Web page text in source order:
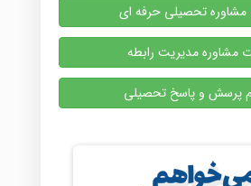
تحصیلی حرفه ای
مشاوره مدیریت رابطه
پرسش و پاسخ تحصیلی